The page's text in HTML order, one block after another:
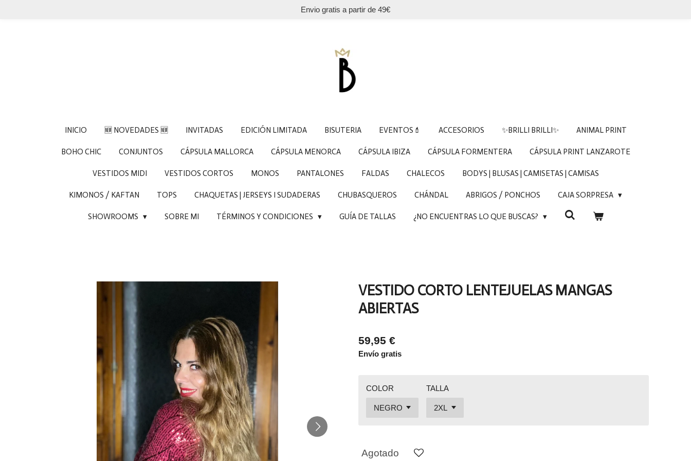
Envio gratis a partir de 49€
INICIO 🆕 NOVEDADES 🆕 INVITADAS EDICIÓN LIMITADA BISUTERIA EVENTOS💄 ACCESORIOS ✨BRILLI BRILLI✨ ANIMAL PRINT
BOHO CHIC CONJUNTOS CÁPSULA MALLORCA CÁPSULA MENORCA CÁPSULA IBIZA CÁPSULA FORMENTERA CÁPSULA PRINT LANZAROTE
VESTIDOS MIDI VESTIDOS CORTOS MONOS PANTALONES FALDAS CHALECOS BODYS | BLUSAS | CAMISETAS | CAMISAS
KIMONOS / KAFTAN TOPS CHAQUETAS | JERSEYS I SUDADERAS CHUBASQUEROS CHÁNDAL ABRIGOS / PONCHOS CAJA SORPRESA
SHOWROOMS SOBRE MI TÉRMINOS Y CONDICIONES GUÍA DE TALLAS ¿NO ENCUENTRAS LO QUE BUSCAS?
VESTIDO CORTO LENTEJUELAS MANGAS
ABIERTAS
59,95 €
Envío gratis
COLOR TALLA
Agotado